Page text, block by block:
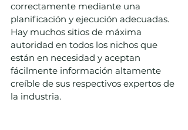
correctamente mediante una
planificación y ejecución adecuadas.
Hay muchos sitios de máxima
autoridad en todos los nichos que
están en necesidad y aceptan
fácilmente información altamente
creíble de sus respectivos expertos de
la industria.